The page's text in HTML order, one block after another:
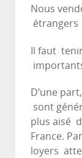
Nous
étrangers
Il faut
D’une
sont
plus aisé
France.
loyers